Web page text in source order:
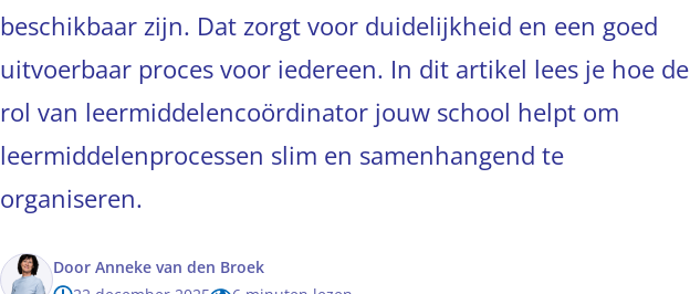
beschikbaar zijn. Dat zorgt voor duidelijkheid en een goed
uitvoerbaar proces voor iedereen. In dit artikel lees je hoe de
rol van leermiddelencoördinator jouw school helpt om
leermiddelenprocessen slim en samenhangend te
organiseren.
Door Anneke van den Broek